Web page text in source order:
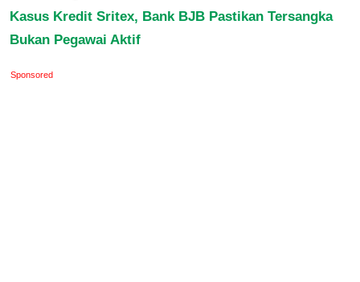
Kasus Kredit Sritex, Bank BJB Pastikan Tersangka
Bukan Pegawai Aktif
Sponsored